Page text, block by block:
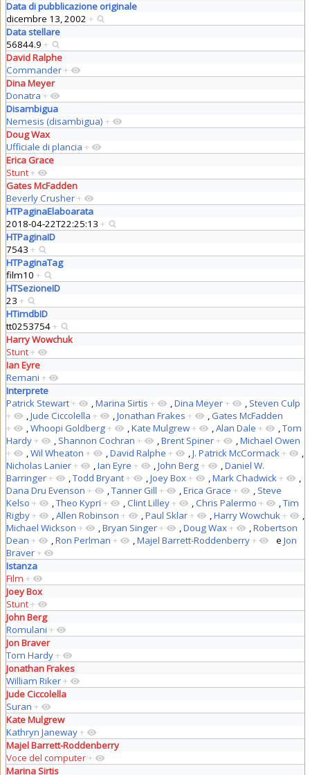
Data di pubblicazione originale
dicembre 13, 2002 +
Data stellare
56844.9 +
David Ralphe
Commander+
Dina Meyer
Donatra +
Disambigua
Nemesis (disambigua) +
Doug Wax
Ufficiale di plancia +
Erica Grace
Stunt+
Gates McFadden
Beverly Crusher+
HTPaginaElaboarata
2018-04-22T22:25:13 +
HTPaginaID
7543 +
HTPaginaTag
film10 +
HTSezioneID
23 +
HTimdbID
tt0253754+
Harry Wowchuk
Stunt+
Ian Eyre
Remani +
Interprete
Patrick Stewart+ ,Marina Sirtis + ,Dina Meyer+ , Steven Culp
+
,Jude Ciccolella + ,Jonathan Frakes + ,Gates McFadden
+
,Whoopi Goldberg+ ,Kate Mulgrew+ ,Alan Dale + ,Tom
Hardy+ , Shannon Cochran + ,Brent Spiner+ ,Michael Owen
+
,Wil Wheaton + ,David Ralphe + ,J. Patrick McCormack+
,
Nicholas Lanier+ ,Ian Eyre + ,John Berg+ ,Daniel W.
Barringer+ ,Todd Bryant+ ,Joey Box+ ,Mark Chadwick+
,
Dana Dru Evenson + ,Tanner Gill + ,Erica Grace + , Steve
Kelso + ,Theo Kypri + ,Clint Lilley+ ,Chris Palermo + ,Tim
Rigby+ ,Allen Robinson + ,Paul Sklar+ ,Harry Wowchuk+
,
Michael Wickson + ,Bryan Singer+ ,Doug Wax+ ,Robertson
Dean + ,Ron Perlman + ,Majel Barrett-Roddenberry+ e Jon
Braver+
Istanza
Film +
Joey Box
Stunt+
John Berg
Romulani +
Jon Braver
Tom Hardy+
Jonathan Frakes
William Riker+
Jude Ciccolella
Suran +
Kate Mulgrew
Kathryn Janeway+
Majel Barrett-Roddenberry
Voce del computer+
Marina Sirtis